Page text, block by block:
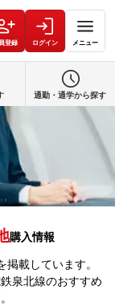
登録 ログイン メニュー
購入情報
載しています。
泉北線のおすすめ
通勤・通学から探す